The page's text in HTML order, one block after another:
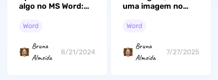
algo no MS Word:
para texto e
Word
Bruna
Almeida
8/21/2024
uma imagem no
algumas maneiras
Word
Bruna
Almeida
7/27/2025